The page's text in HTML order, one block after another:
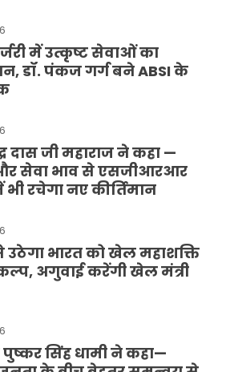
में उत्कृष्ट सेवाओं का
डॉ. पंकज गर्ग बने ABSI के
दास जी महाराज ने कहा —
सेवा भाव से एसजीआरआर
भी रचेगा नए कीर्तिमान
उठेगा भारत को खेल महाशक्ति
अगुवाई करेंगी खेल मंत्री
पुष्कर सिंह धामी ने कहा—